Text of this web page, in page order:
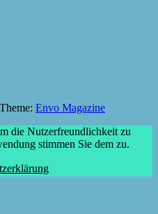
Theme: Envo Magazine
die Nutzerfreundlichkeit zu
stimmen Sie dem zu.